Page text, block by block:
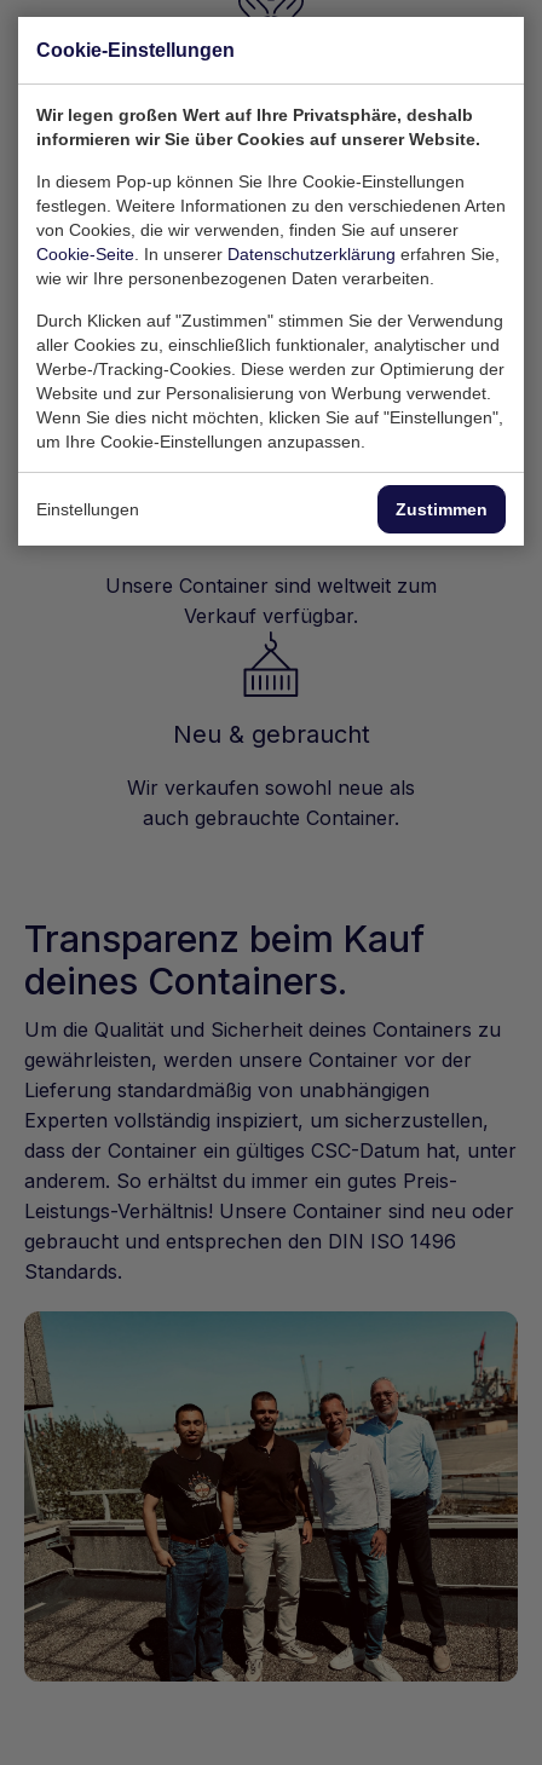
Große Auswahl
Wir haben immer Container auf
Lager, die zum Verkauf geeignet
sind.
Neben den Standardtypen sind
unsere Container auch nach deinen
Wünschen konfigurierbar.
Weltweit verfügbar
Unsere Container sind weltweit zum
Verkauf verfügbar.
Neu & gebraucht
Wir verkaufen sowohl neue als
auch gebrauchte Container.
Transparenz beim Kauf
deines Containers.
Um die Qualität und Sicherheit deines Containers zu
gewährleisten, werden unsere Container vor der
Lieferung standardmäßig von unabhängigen
Experten vollständig inspiziert, um sicherzustellen,
dass der Container ein gültiges CSC-Datum hat, unter
anderem. So erhältst du immer ein gutes Preis-
Leistungs-Verhältnis! Unsere Container sind neu oder
gebraucht und entsprechen den DIN ISO 1496
Standards.
Cookie-Einstellungen
Wir legen großen Wert auf Ihre Privatsphäre, deshalb
informieren wir Sie über Cookies auf unserer Website.
In diesem Pop-up können Sie Ihre Cookie-Einstellungen
festlegen. Weitere Informationen zu den verschiedenen Arten
von Cookies, die wir verwenden, finden Sie auf unserer
Cookie-Seite . In unserer Datenschutzerklärung erfahren Sie,
wie wir Ihre personenbezogenen Daten verarbeiten.
Durch Klicken auf "Zustimmen" stimmen Sie der Verwendung
aller Cookies zu, einschließlich funktionaler, analytischer und
Werbe-/Tracking-Cookies. Diese werden zur Optimierung der
Website und zur Personalisierung von Werbung verwendet.
Wenn Sie dies nicht möchten, klicken Sie auf "Einstellungen",
um Ihre Cookie-Einstellungen anzupassen.
Einstellungen Zustimmen